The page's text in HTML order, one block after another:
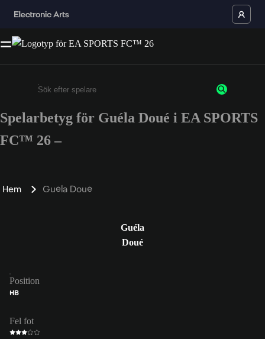
Ange minst 3 tecken eller siffror
Spelarbetyg för Guéla Doué i EA SPORTS
FC™ 26 –
Hem Guéla Doué
Guéla
Doué
Position
HB
Fel fot